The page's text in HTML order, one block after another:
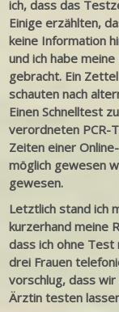
ich, dass das
Einige erzählten,
keine Information
und ich habe
gebracht. Ein
schauten nach
Einen Schnelltest
verordneten PCR-
Zeiten einer
möglich gewesen
gewesen.
Letztlich stand ich
kurzerhand meine
dass ich ohne Test
drei Frauen
vorschlug, dass
Ärztin testen